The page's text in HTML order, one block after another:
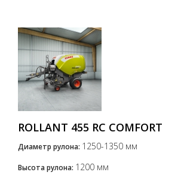
ROLLANT 455 RC COMFORT
Диаметр рулона: 1250-1350 мм
Высота рулона: 1200 мм